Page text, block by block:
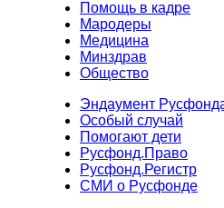
Помощь в кадре
Мародеры
Медицина
Минздрав
Общество
Эндаумент
Особый случай
Помогают дети
Русфонд.Право
Русфонд.Регистр
СМИ о Русфонде